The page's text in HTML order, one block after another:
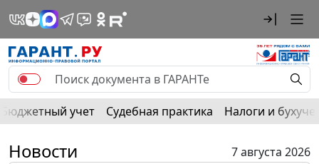
Бюджетный учет Судебная практика Налоги и
Новости
7 августа 2026